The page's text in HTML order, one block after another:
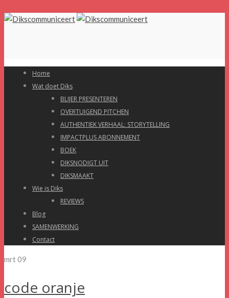
Home
Wat doet Diks
BLIJER PRESENTEREN
OVERTUIGEND PITCHEN
AUTHENTIEK VERHAAL: STORYTELLING
IMPACTPLUS ABONNEMENT
BOEK
DIKSNODIGT UIT
DIKSMAAKT
Wie is Diks
REVIEWS
Blog
SAMENWERKING
Contact
mrt09
code oranje